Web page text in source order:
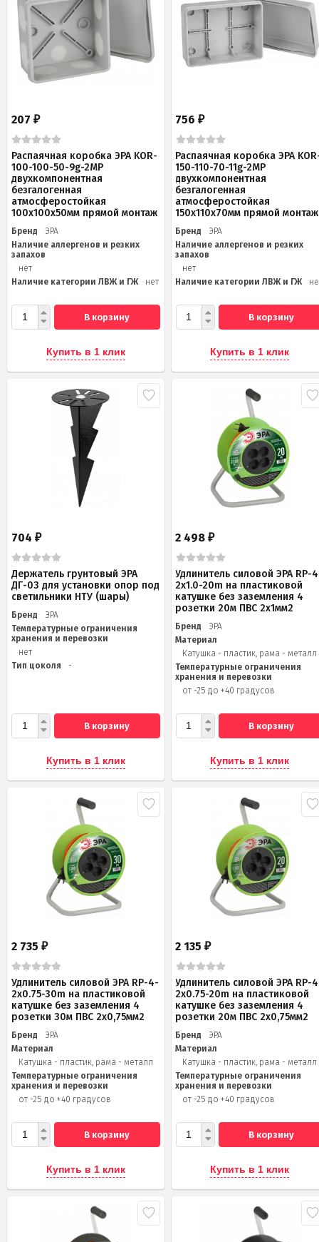
207 ₽
Распаячная коробка ЭРА KOR-
100-100-50-9g-2MP
двухкомпонентная
безгалогенная
атмосферостойкая
100х100х50мм прямой монтаж
Бренд
ЭРА
Наличие аллергенов и резких
запахов
нет
Наличие категории ЛВЖ и ГЖ
нет
В корзину
Купить в 1 клик
756₽
Распаячная коробка ЭРА
150-110-70-11g-2MP
двухкомпонентная
безгалогенная
атмосферостойкая
150х110х70мм прямой монтаж
Бренд
ЭРА
Наличие аллергенов и резких
запахов
нет
Наличие категории ЛВЖ и ГЖ
В корзину
Купить в 1 клик
704 ₽
Держатель грунтовый ЭРА
ДГ-03 для установки опор под
светильники НТУ (шары)
Бренд
ЭРА
Температурные ограничения
хранения и перевозки
нет
Тип цоколя
-
В корзину
Купить в 1 клик
2 498₽
Удлинитель силовой ЭРА RP-
2x1.0-20m на пластиковой
катушке без заземления 4
розетки 20м ПВС 2х1мм2
Бренд
ЭРА
Материал
Катушка - пластик, рама - металл
Температурные ограничения
хранения и перевозки
от -25 до +40 градусов
В корзину
Купить в 1 клик
2 735 ₽
Удлинитель силовой ЭРА RP-4-
2x0.75-30m на пластиковой
катушке без заземления 4
розетки 30м ПВС 2х0,75мм2
Бренд
ЭРА
Материал
Катушка - пластик, рама - металл
Температурные ограничения
хранения и перевозки
от -25 до +40 градусов
В корзину
Купить в 1 клик
2 135₽
Удлинитель силовой ЭРА RP-
2x0.75-20m на пластиковой
катушке без заземления 4
розетки 20м ПВС 2х0,75мм2
Бренд
ЭРА
Материал
Катушка - пластик, рама - металл
Температурные ограничения
хранения и перевозки
от -25 до +40 градусов
В корзину
Купить в 1 клик